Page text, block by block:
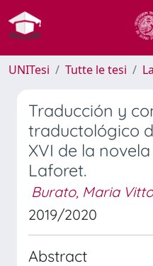
UNITesi Tutte le tesi
Traducción y
traductológico
XVI de la
Laforet.
Burato, Maria
2019/2020
Abstract